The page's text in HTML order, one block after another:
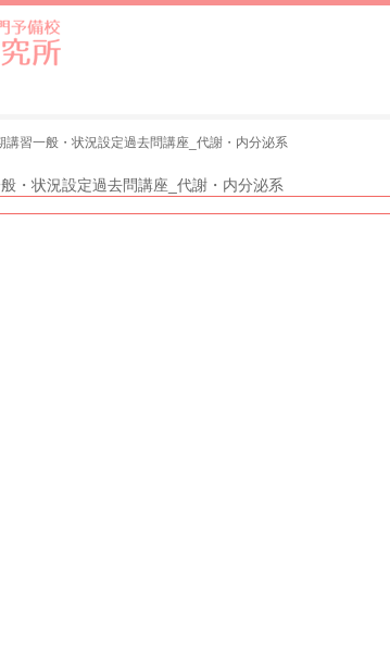
講習一般・状況設定過去問講座_代謝・内分泌系
・状況設定過去問講座_代謝・内分泌系